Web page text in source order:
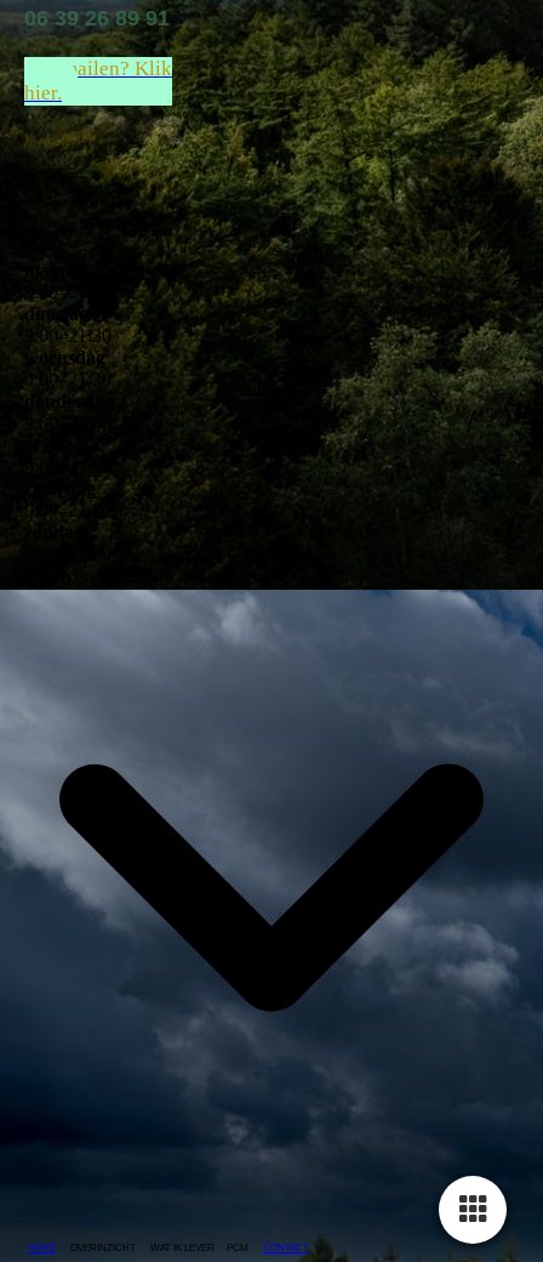
06 39 26 89 91
E-mailen? Klik
hier.
maandag
: 00–
dinsdag
:00–21:30
woensdag
9 : 00–21 30
donderdag
00
zaterdag
9
00– 21 30
zondag
HOME OVERINZICHT WAT IK LEVER PCM CONTACT